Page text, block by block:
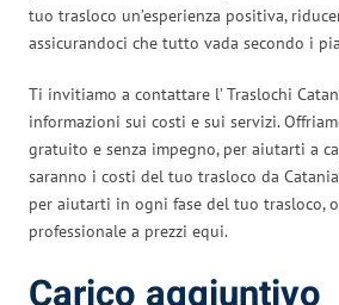
tuo trasloco un’esperienza positiva,
assicurandoci che tutto vada secondo i
Ti invitiamo a contattare l’ Traslochi
informazioni sui costi e sui servizi.
gratuito e senza impegno, per aiutarti a
saranno i costi del tuo trasloco da
per aiutarti in ogni fase del tuo trasloco,
professionale a prezzi equi.